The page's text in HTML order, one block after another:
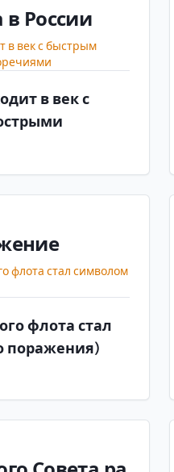
в России
в век с быстрым
в век с
флота стал символом
флота стал
поражения)